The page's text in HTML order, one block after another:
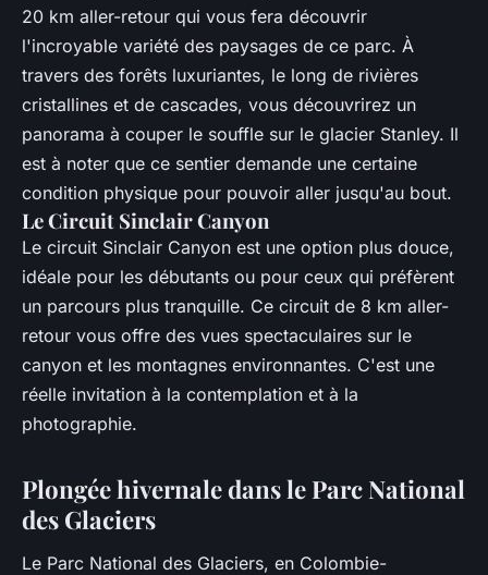
20 km aller-retour qui vous fera découvrir
l'incroyable variété des paysages de ce parc. À
travers des forêts luxuriantes, le long de rivières
cristallines et de cascades, vous découvrirez un
panorama à couper le souffle sur le glacier Stanley. Il
est à noter que ce sentier demande une certaine
condition physique pour pouvoir aller jusqu'au bout.
Le Circuit Sinclair Canyon
Le circuit Sinclair Canyon est une option plus douce,
idéale pour les débutants ou pour ceux qui préfèrent
un parcours plus tranquille. Ce circuit de 8 km aller-
retour vous offre des vues spectaculaires sur le
canyon et les montagnes environnantes. C'est une
réelle invitation à la contemplation et à la
photographie.
Plongée hivernale dans le Parc National
des Glaciers
Le Parc National des Glaciers, en Colombie-